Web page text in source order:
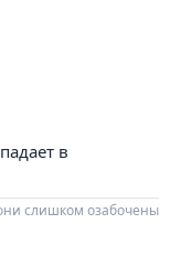
в
слишком озабочены